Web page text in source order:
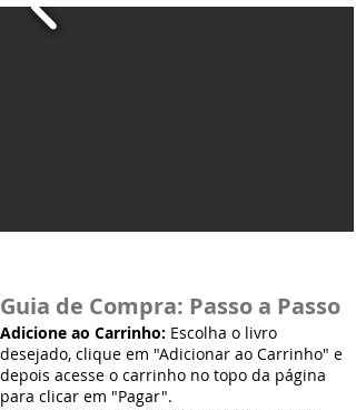
Guia de Compra: Passo a Passo
Adicione ao Carrinho: Escolha o livro
desejado, clique em "Adicionar ao Carrinho" e
depois acesse o carrinho no topo da página
para clicar em "Pagar".